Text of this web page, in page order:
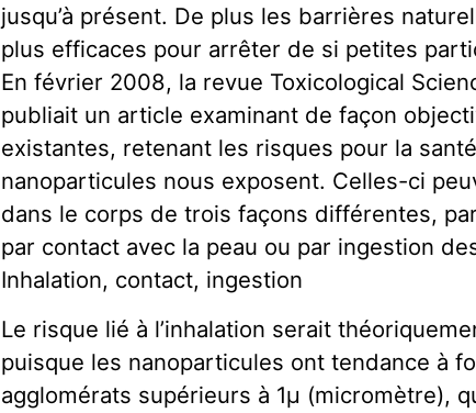
jusqu’à présent. De plus les barrières
plus efficaces pour arrêter de si petites
En février 2008, la revue Toxicological
publiait un article examinant de façon
existantes, retenant les risques pour la
nanoparticules nous exposent. Celles-ci
dans le corps de trois façons différentes,
par contact avec la peau ou par ingestion
Inhalation, contact, ingestion
Le risque lié à l’inhalation serait
puisque les nanoparticules ont tendance à
agglomérats supérieurs à 1μ (micromètre),